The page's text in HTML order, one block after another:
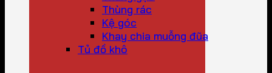
Thùng rác
Kệ góc
Khay chia muỗng đũa
Tủ đồ khô